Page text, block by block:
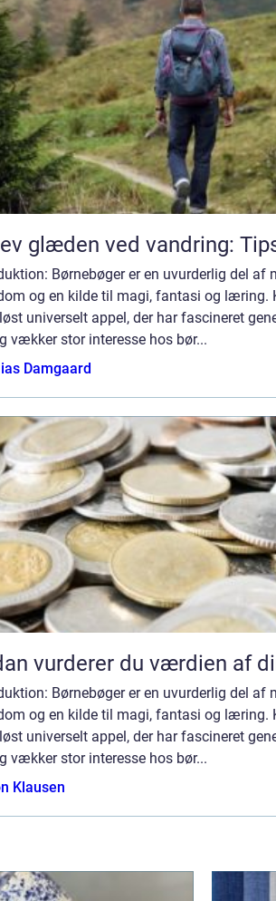
glæden ved vandring:
Børnebøger er en uvurderlig del af
og en kilde til magi, fantasi og læring.
universelt appel, der har fascineret
vækker stor interesse hos bør...
Damgaard
vurderer du værdien af
Børnebøger er en uvurderlig del af
og en kilde til magi, fantasi og læring.
universelt appel, der har fascineret
vækker stor interesse hos bør...
Klausen